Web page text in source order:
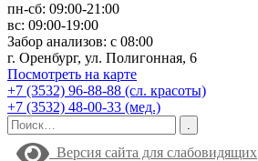
пн-сб: 09:00-21:00
вс: 09:00-19:00
Забор анализов: с 08:00
г. Оренбург, ул. Полигонная, 6
Посмотреть на карте
+7 (3532) 96-88-88 (сл. красоты)
+7 (3532) 48-00-33 (мед.)
Версия сайта для слабовидящих